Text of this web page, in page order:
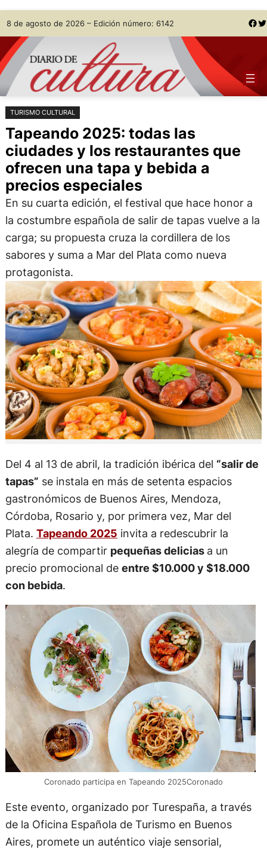
Saltar
al
contenido
Skip
to
content
8 de agosto de 2026 – Edición número: 6142 Facebook Twitter
TURISMO CULTURAL
Tapeando 2025: todas las
ciudades y los restaurantes que
ofrecen una tapa y bebida a
precios especiales
En su cuarta edición, el festival que hace honor a
la costumbre española de salir de tapas vuelve a la
carga; su propuesta cruza la cordillera de los
sabores y suma a Mar del Plata como nueva
protagonista.
Del 4 al 13 de abril, la tradición ibérica del “salir de
tapas” se instala en más de setenta espacios
gastronómicos de Buenos Aires, Mendoza,
Córdoba, Rosario y, por primera vez, Mar del
Plata. Tapeando 2025 invita a redescubrir la
alegría de compartir pequeñas delicias a un
precio promocional de entre $10.000 y $18.000
con bebida.
Coronado participa en Tapeando 2025Coronado
Este evento, organizado por Turespaña, a través
de la Oficina Española de Turismo en Buenos
Aires, promete un auténtico viaje sensorial,